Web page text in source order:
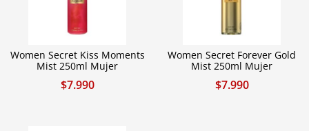
Women Secret Kiss Moments
Mist 250ml Mujer
$7.990
Women Secret Forever Gold
Mist 250ml Mujer
$7.990